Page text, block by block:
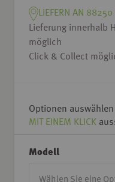
LIEFERN AN 88250
Lieferung innerhalb
möglich
Click & Collect
Optionen
MIT EINEM KLICK
Modell